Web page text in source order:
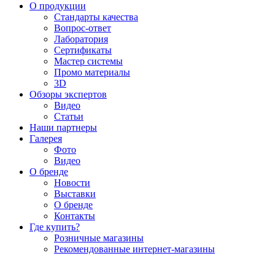
О продукции
Стандарты качества
Вопрос-ответ
Лаборатория
Сертификаты
Мастер системы
Промо материалы
3D
Обзоры экспертов
Видео
Статьи
Наши партнеры
Галерея
Фото
Видео
О бренде
Новости
Выставки
О бренде
Контакты
Где купить?
Розничные магазины
Рекомендованные интернет-магазины